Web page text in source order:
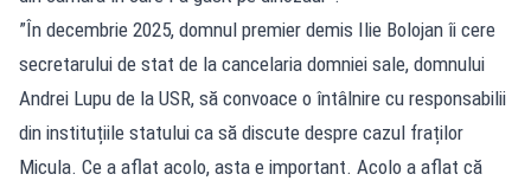
”În decembrie 2025, domnul premier demis Ilie Bolojan îi cere
secretarului de stat de la cancelaria domniei sale, domnului
Andrei Lupu de la USR, să convoace o întâlnire cu responsabilii
din instituțiile statului ca să discute despre cazul fraților
Micula. Ce a aflat acolo, asta e important. Acolo a aflat că